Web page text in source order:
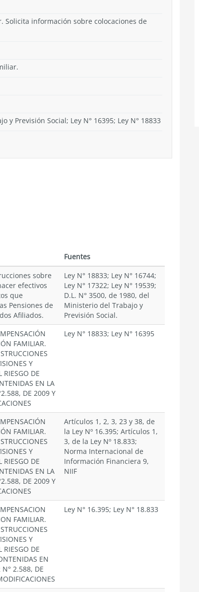
Solicita información sobre colocaciones de
y Previsión Social; Ley N° 16395; Ley N° 18833
Fuentes
sobre
efectivos
que
Pensiones de
Afiliados.
Ley N° 18833; Ley N° 16744;
Ley N° 17322; Ley N° 19539;
D.L. N° 3500, de 1980, del
Ministerio del Trabajo y
Previsión Social.
FAMILIAR.
Y
RIESGO DE
EN LA
DE 2009 Y
Ley N° 18833; Ley N° 16395
FAMILIAR.
Y
RIESGO DE
EN LA
DE 2009 Y
Artículos 1, 2, 3, 23 y 38, de
la Ley Nº 16.395; Artículos 1,
3, de la Ley Nº 18.833;
Norma Internacional de
Información Financiera 9,
NIIF
FAMILIAR.
Y
RIESGO DE
EN
N° 2.588, DE
Ley N° 16.395; Ley N° 18.833